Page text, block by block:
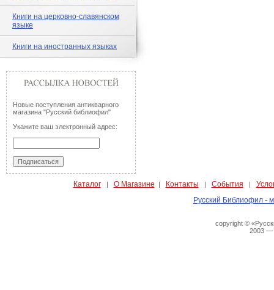
Книги на церковно-славянском
языке
Книги на иностранных языках
Новые поступления антикварного
магазина "Русский библиофил"
Укажите ваш электронный адрес:
Каталог| О Магазине | Контакты | События |
Русский Библиофил -
copyright ©
2003 —